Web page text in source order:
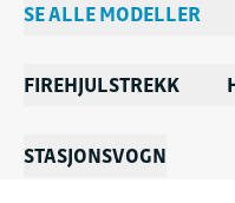
SE ALLE MODELLER
FIREHJULSTREKK
STASJONSVOGN